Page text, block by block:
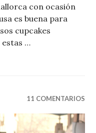
con ocasión
es buena para
cupcakes
estas …
11 COMENTARIOS